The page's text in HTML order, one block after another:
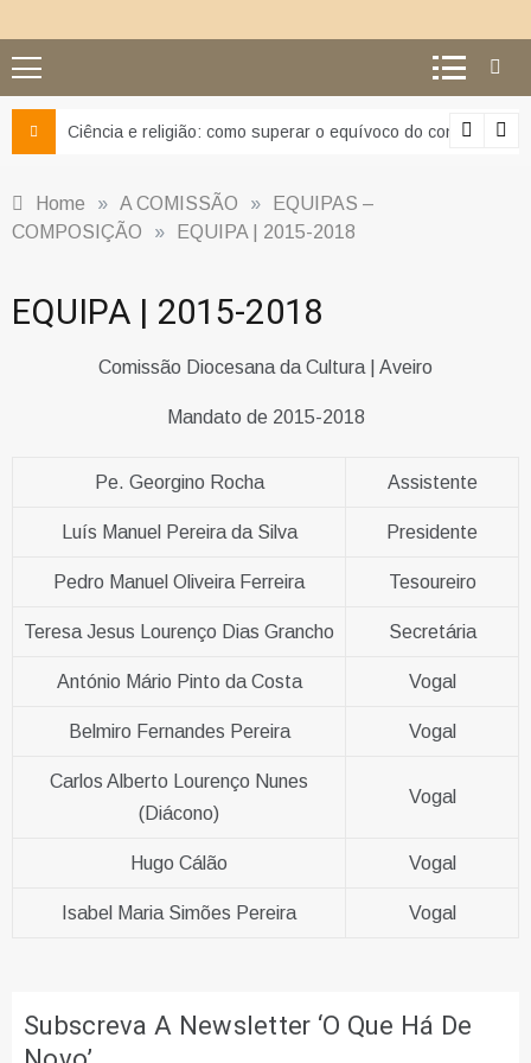
Ciência e religião: como superar o equívoco do conflito
Home » A COMISSÃO »
EQUIPAS –
COMPOSIÇÃO
» EQUIPA | 2015-2018
EQUIPA | 2015-2018
Comissão Diocesana da Cultura | Aveiro
Mandato de 2015-2018
Pe. Georgino Rocha Assistente
Luís Manuel Pereira da Silva Presidente
Pedro Manuel Oliveira Ferreira Tesoureiro
Teresa Jesus Lourenço Dias Grancho Secretária
António Mário Pinto da Costa Vogal
Belmiro Fernandes Pereira Vogal
Carlos Alberto Lourenço Nunes
(Diácono)
Vogal
Hugo Cálão Vogal
Isabel Maria Simões Pereira Vogal
Subscreva A Newsletter ‘O Que Há De